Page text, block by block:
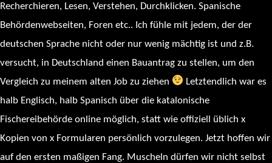
Recherchieren, Lesen, Verstehen, Durchklicken. Spanische
Behördenwebseiten, Foren etc.. Ich fühle mit jedem, der der
deutschen Sprache nicht oder nur wenig mächtig ist und z.B.
versucht, in Deutschland einen Bauantrag zu stellen, um den
Vergleich zu meinem alten Job zu ziehen
Letztendlich war es
halb Englisch, halb Spanisch über die katalonische
Fischereibehörde online möglich, statt wie offiziell üblich x
Kopien von x Formularen persönlich vorzulegen. Jetzt hoffen wir
auf den ersten maßigen Fang. Muscheln dürfen wir nicht selbst